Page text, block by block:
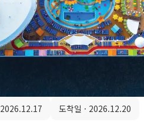
2026.12.17 도착일 · 2026.12.20